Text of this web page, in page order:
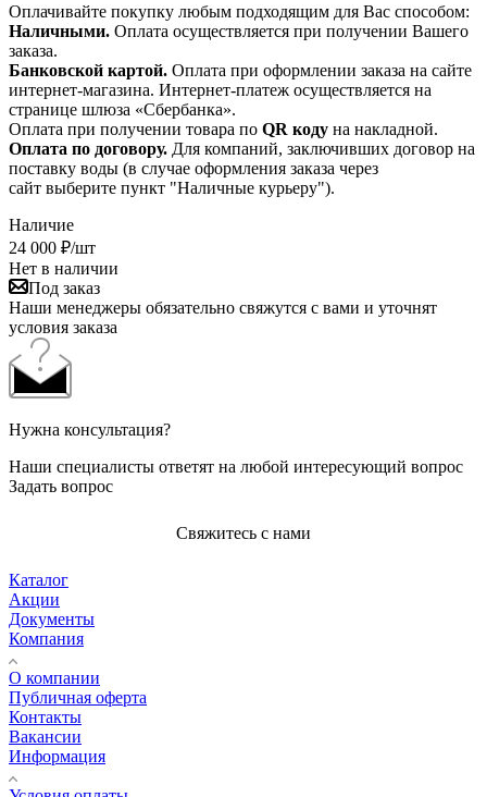
Оплачивайте покупку любым подходящим для Вас способом:
Наличными. Оплата осуществляется при получении Вашего
заказа.
Банковской картой. Оплата при оформлении заказа на сайте
интернет-магазина. Интернет-платеж осуществляется на
странице шлюза «Сбербанка».
Оплата при получении товара по QR коду на накладной.
Оплата по договору. Для компаний, заключивших договор на
поставку воды (в случае оформления заказа через
сайт выберите пункт "Наличные курьеру").
Наличие
24 000 ₽/шт
Нет в наличии
Под заказ
Наши менеджеры обязательно свяжутся с вами и уточнят
условия заказа
Нужна консультация?
Наши специалисты ответят на любой интересующий вопрос
Задать вопрос
Свяжитесь с нами
Каталог
Акции
Документы
Компания
О компании
Публичная оферта
Контакты
Вакансии
Информация